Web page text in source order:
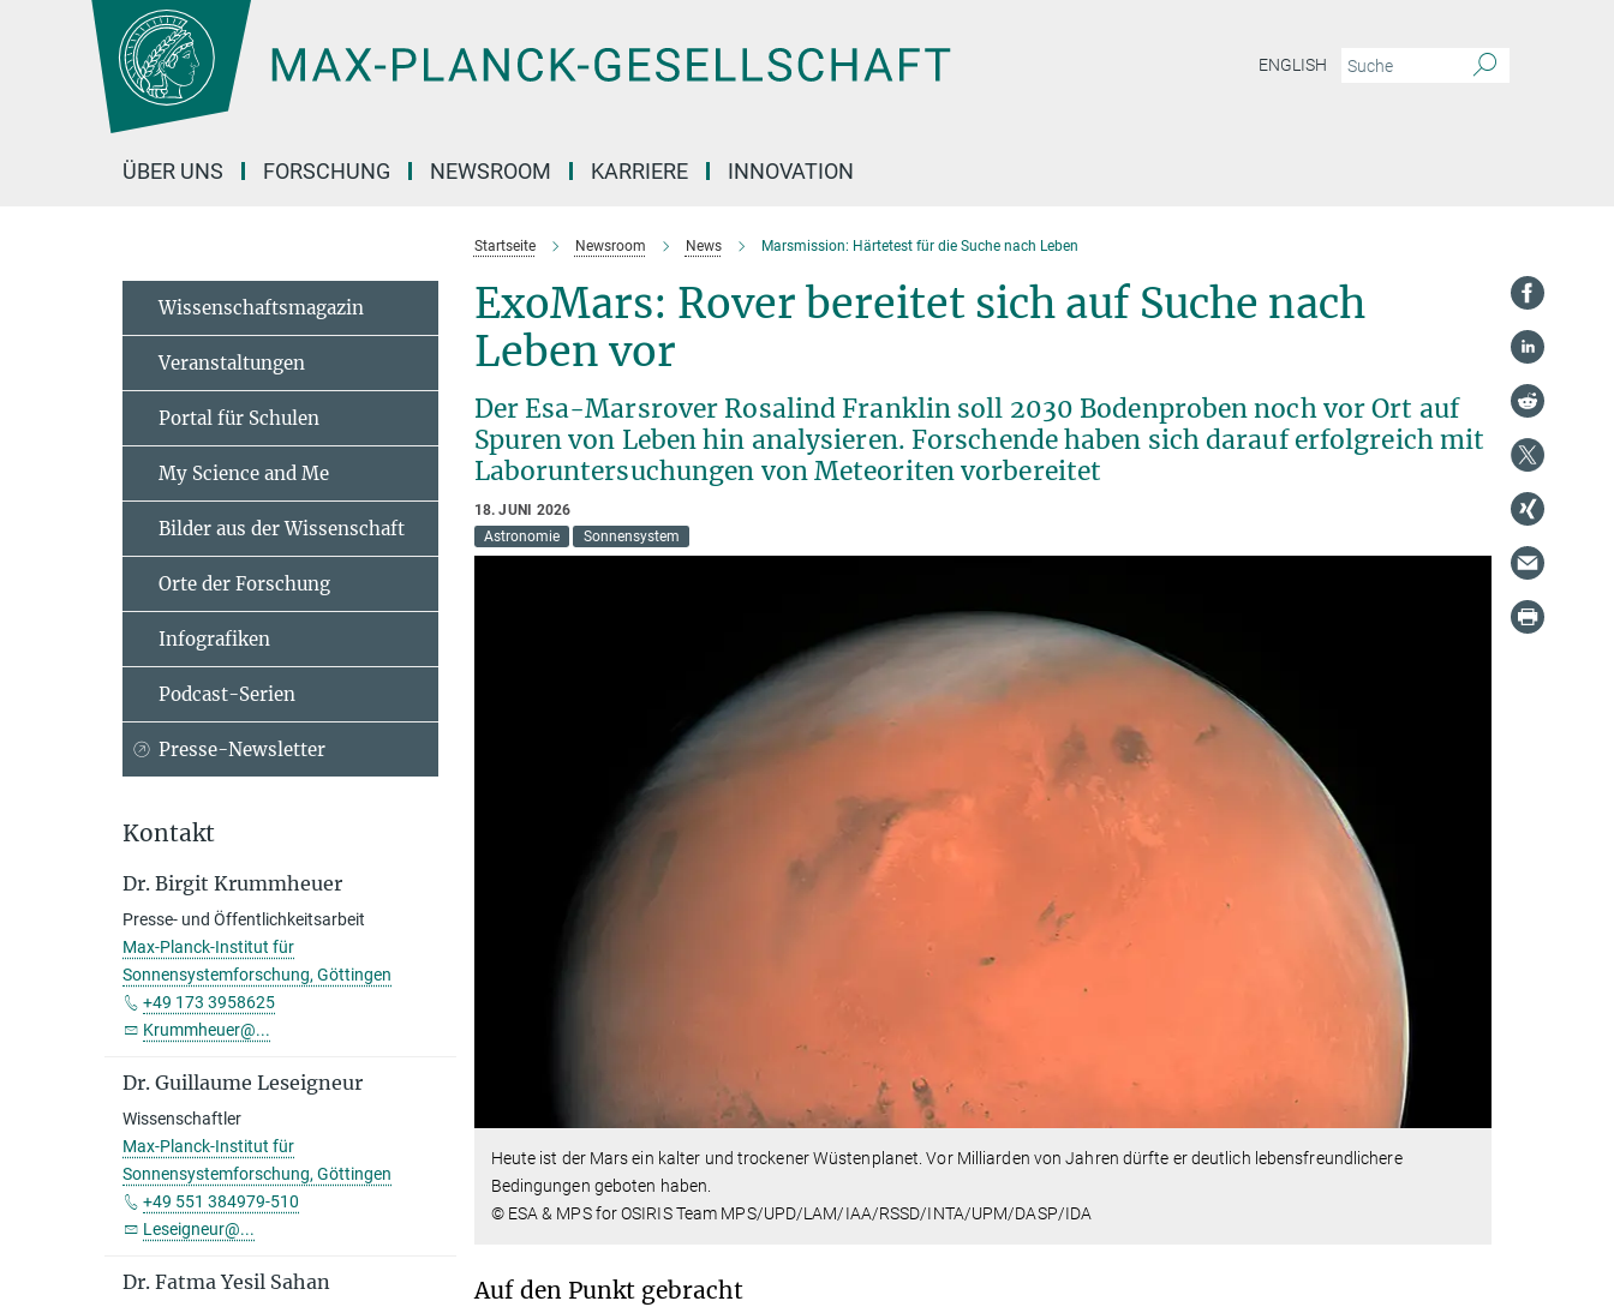
Hauptinhalt
ENGLISH
ÜBER UNS FORSCHUNG NEWSROOM KARRIERE INNOVATION
Startseite Newsroom News Marsmission: Härtetest für die Suche nach Leben
ExoMars: Rover bereitet sich auf Suche nach
Leben vor
Der Esa-Marsrover Rosalind Franklin soll 2030 Bodenproben noch vor Ort auf
Spuren von Leben hin analysieren. Forschende haben sich darauf erfolgreich mit
Laboruntersuchungen von Meteoriten vorbereitet
18. JUNI 2026
Astronomie
Sonnensystem
Heute ist der Mars ein kalter und trockener Wüstenplanet. Vor Milliarden von Jahren dürfte er deutlich lebensfreundlichere
Bedingungen geboten haben.
© ESA & MPS for OSIRIS Team MPS/UPD/LAM/IAA/RSSD/INTA/UPM/DASP/IDA
Auf den Punkt gebracht
Wissenschaftsmagazin
Veranstaltungen
Portal für Schulen
My Science and Me
Bilder aus der Wissenschaft
Orte der Forschung
Infografiken
Podcast-Serien
Presse-Newsletter
Kontakt
Dr. Birgit Krummheuer
Presse- und Öffentlichkeitsarbeit
Max-Planck-Institut für
Sonnensystemforschung, Göttingen
+49 173 3958625
Krummheuer@...
Dr. Guillaume Leseigneur
Wissenschaftler
Max-Planck-Institut für
Sonnensystemforschung, Göttingen
+49 551 384979-510
Leseigneur@...
Dr. Fatma Yesil Sahan